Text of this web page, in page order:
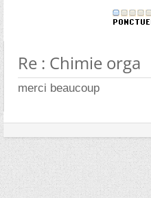
Re : Chimie orga
merci beaucoup